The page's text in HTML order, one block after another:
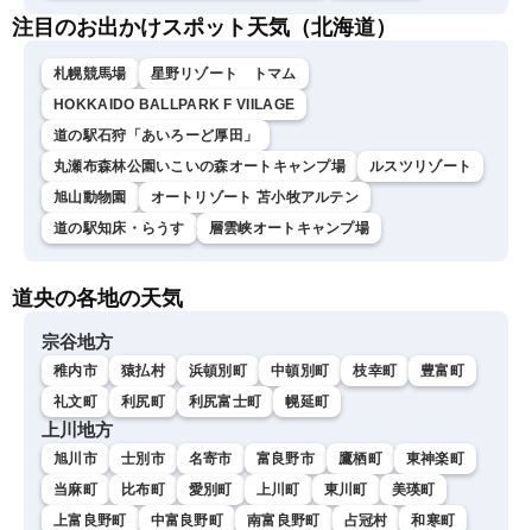
注目のお出かけスポット天気（北海道）
札幌競馬場
星野リゾート トマム
HOKKAIDO BALLPARK F VIILAGE
道の駅石狩「あいろーど厚田」
丸瀬布森林公園いこいの森オートキャンプ場
ルスツリゾート
旭山動物園
オートリゾート 苫小牧アルテン
道の駅知床・らうす
層雲峡オートキャンプ場
道央の各地の天気
宗谷地方
稚内市 猿払村 浜頓別町 中頓別町 枝幸町
豊富町
礼文町
利尻町 利尻富士町 幌延町
上川地方
旭川市 士別市 名寄市 富良野市 鷹栖町
東神楽町
当麻町
比布町 愛別町 上川町 東川町
美瑛町
上富良野町
中富良野町 南富良野町 占冠村
和寒町